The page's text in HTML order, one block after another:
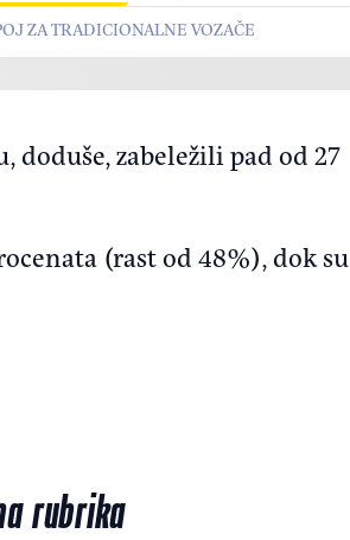
ZA TRADICIONALNE VOZAČE
zabeležili pad od 27
(rast od 48%), dok su
rubrika